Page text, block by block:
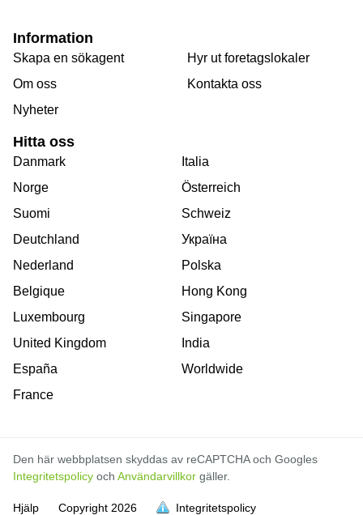
Information
Skapa en sökagent
Om oss
Nyheter
Hyr ut foretagslokaler
Kontakta oss
Hitta oss
Danmark
Norge
Suomi
Deutchland
Nederland
Belgique
Luxembourg
United Kingdom
España
France
Italia
Österreich
Schweiz
Україна
Polska
Hong Kong
Singapore
India
Worldwide
Den här webbplatsen skyddas av reCAPTCHA och Googles
Integritetspolicy och Användarvillkor gäller.
Hjälp Copyright 2026 Integritetspolicy